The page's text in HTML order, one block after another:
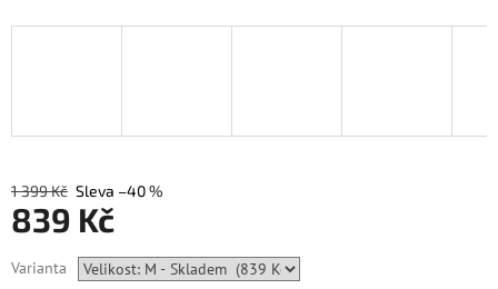
1 399 Kč –40 %
839 Kč
cena:
Varianta